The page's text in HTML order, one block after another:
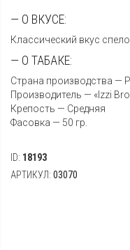
— О ВКУСЕ:
Классический вкус
— О ТАБАКЕ:
Страна производства —
Производитель — «Izzi
Крепость — Средняя
Фасовка — 50 гр.
ID: 18193
АРТИКУЛ: 03070